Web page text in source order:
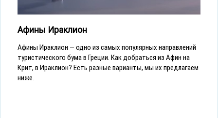
Афины Ираклион
Афины Ираклион — одно из самых популярных направлений
туристического бума в Греции. Как добраться из Афин на
Крит, в Ираклион? Есть разные варианты, мы их предлагаем
ниже.